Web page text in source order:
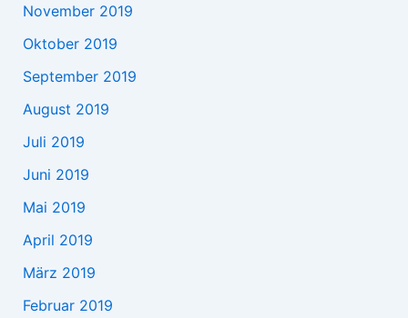
November 2019
Oktober 2019
September 2019
August 2019
Juli 2019
Juni 2019
Mai 2019
April 2019
März 2019
Februar 2019